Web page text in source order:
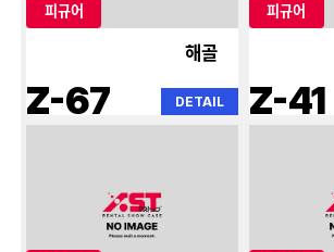
피규어
해골
Z-67 DETAIL
피규어
Z-41